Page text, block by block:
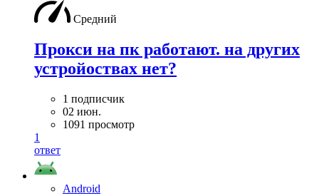
Средний
Прокси на пк работают. на других
устройоствах нет?
1 подписчик
02 июн.
1091 просмотр
1
ответ
Android